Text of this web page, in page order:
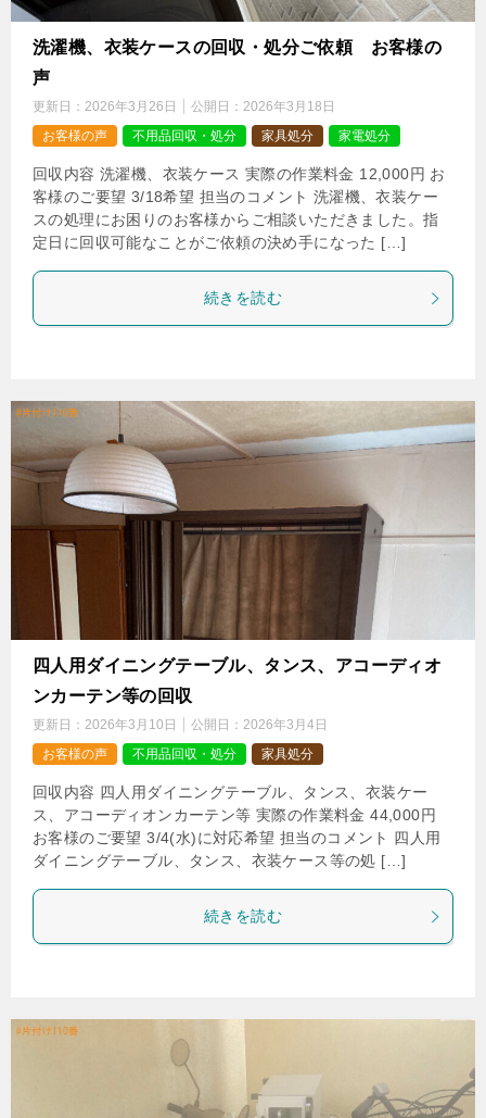
洗濯機、衣装ケースの回収・処分ご依頼 お客様の
声
更新日： 2026年3月26日 公開日： 2026年3月18日
お客様の声
不用品回収・処分 家具処分 家電処分
回収内容 洗濯機、衣装ケース 実際の作業料金 12,000円 お
客様のご要望 3/18希望 担当のコメント 洗濯機、衣装ケー
スの処理にお困りのお客様からご相談いただきました。指
定日に回収可能なことがご依頼の決め手になった […]
続きを読む
四人用ダイニングテーブル、タンス、アコーディオ
ンカーテン等の回収
更新日： 2026年3月10日 公開日： 2026年3月4日
お客様の声
不用品回収・処分 家具処分
回収内容 四人用ダイニングテーブル、タンス、衣装ケー
ス、アコーディオンカーテン等 実際の作業料金 44,000円
お客様のご要望 3/4(水)に対応希望 担当のコメント 四人用
ダイニングテーブル、タンス、衣装ケース等の処 […]
続きを読む